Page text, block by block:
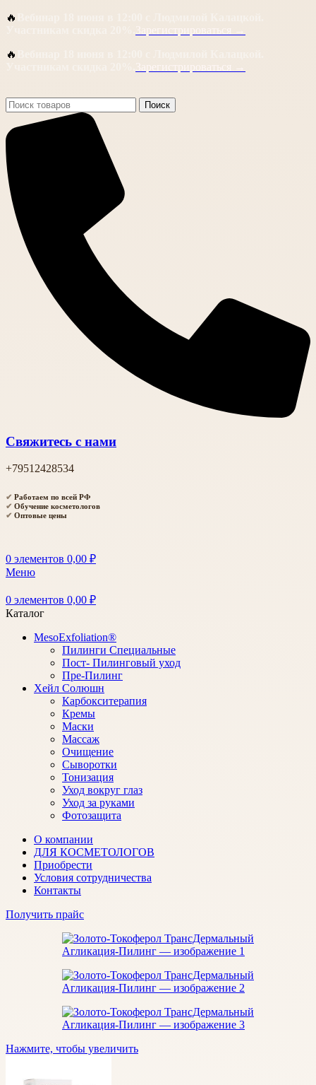
🔥
Зарегистрироваться →
🔥
Зарегистрироваться →
Поиск
Свяжитесь с нами
+79512428534
✔ Работаем по всей РФ
✔ Обучение косметологов
✔ Оптовые цены
0 элементов 0,00 ₽
Меню
0 элементов 0,00 ₽
Каталог
MesoExfoliation®
Пилинги Специальные
Пост- Пилинговый уход
Пре-Пилинг
Хейл Солюшн
Карбокситерапия
Кремы
Маски
Массаж
Очищение
Сыворотки
Тонизация
Уход вокруг глаз
Уход за руками
Фотозащита
О компании
ДЛЯ КОСМЕТОЛОГОВ
Приобрести
Условия сотрудничества
Контакты
Получить прайс
Нажмите, чтобы увеличить